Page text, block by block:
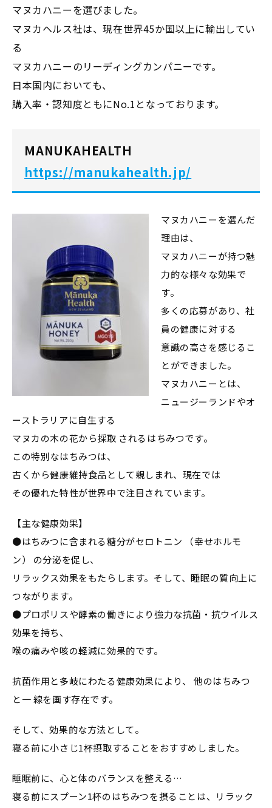
マヌカハニーを選びました。
マヌカヘルス社は、現在世界45か国以上に輸出してい
る
マヌカハニーのリーディングカンパニーです。
日本国内においても、
購入率・認知度ともにNo.1となっております。
MANUKAHEALTH
https://manukahealth.jp/
マヌカハニーを選んだ
理由は、
マヌカハニーが持つ魅
力的な様々な効果で
す。
多くの応募があり、社
員の健康に対する
意識の高さを感じるこ
とができました。
マヌカハニーとは、
ニュージーランドやオ
ーストラリアに自生する
マヌカの木の花から採取 されるはちみつです。
この特別なはちみつは、
古くから健康維持食品として親しまれ、現在では
その優れた特性が世界中で注目されています。
【主な健康効果】
●はちみつに含まれる糖分がセロトニン （幸せホルモ
ン） の分泌を促し、
リラックス効果をもたらします。そして、睡眠の質向上に
つながります。
●プロポリスや酵素の働きにより強力な抗菌・抗ウイルス
効果を持ち、
喉の痛みや咳の軽減に効果的です。
抗菌作用と多岐にわたる健康効果により、 他のはちみつ
と一 線を画す存在です。
そして、効果的な方法として。
寝る前に小さじ1杯摂取することをおすすめしました。
睡眠前に、心と体のバランスを整える…
寝る前にスプーン1杯のはちみつを摂ることは、リラック